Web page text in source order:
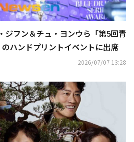
ジフン＆チュ・ヨンウら「第5回青
ハンドプリントイベントに出席
2026/07/07 13:28